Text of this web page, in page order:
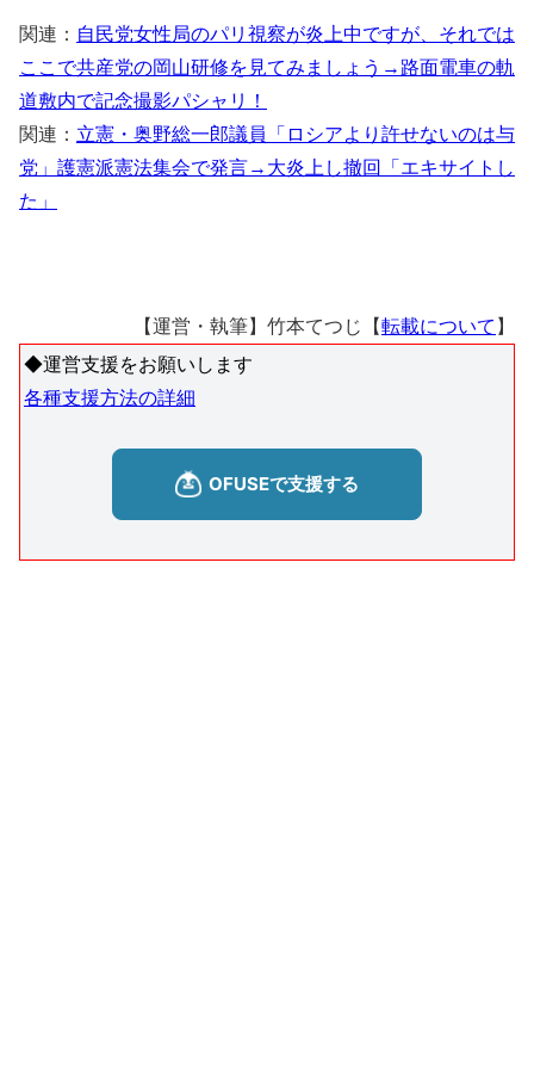
関連： 自民党女性局のパリ視察が炎上中ですが、それでは
ここで共産党の岡山研修を見てみましょう→路面電車の軌
道敷内で記念撮影パシャリ！
関連： 立憲・奥野総一郎議員「ロシアより許せないのは与
党」護憲派憲法集会で発言→大炎上し撤回「エキサイトし
た」
【運営・執筆】竹本てつじ【転載について 】
◆運営支援をお願いします
各種支援方法の詳細